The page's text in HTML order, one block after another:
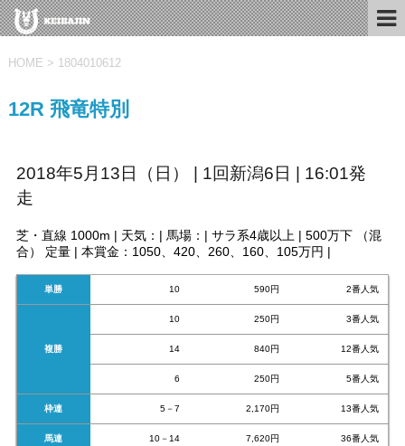
HOME > 1804010612
12R 飛竜特別
2018年5月13日（日） | 1回新潟6日 | 16:01発
走
芝・直線 1000m | 天気：| 馬場：| サラ系4歳以上 | 500万下 （混
合） 定量 | 本賞金：1050、420、260、160、105万円 |
単勝 10 590円 2番人気
複勝
10 250円 3番人気
14 840円 12番人気
6 250円 5番人気
枠連 5－7 2,170円 13番人気
馬連 10－14 7,620円 36番人気